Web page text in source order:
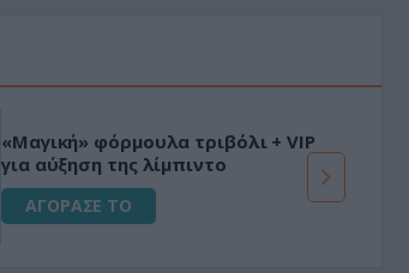
«Μαγική» φόρμουλα τριβόλι + VIP
για αύξηση της λίμπιντο
ΑΓΟΡΑΣΕ ΤΟ